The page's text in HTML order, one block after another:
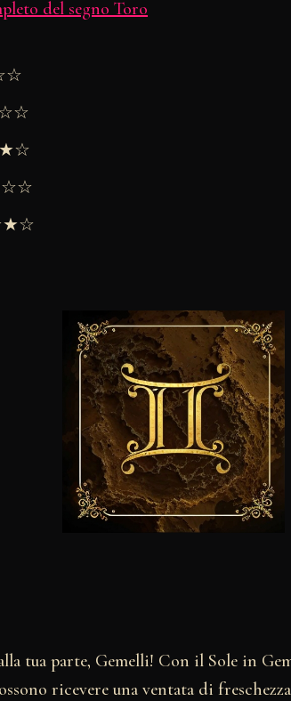
del segno Toro
tua parte, Gemelli! Con il Sole in
ricevere una ventata di